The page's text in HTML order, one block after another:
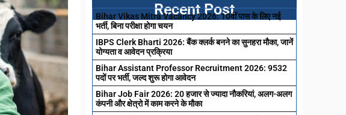
Recent Post
Bihar Vikas Mitra Vacancy 2026: 10वीं पास के लिए नई
भर्ती, बिना परीक्षा होगा चयन
IBPS Clerk Bharti 2026: बैंक क्लर्क बनने का सुनहरा मौका, जानें
योग्यता व आवेदन प्रक्रिया
Bihar Assistant Professor Recruitment 2026: 9532
पदों पर भर्ती, जल्द शुरू होगा आवेदन
Bihar Job Fair 2026: 20 हजार से ज्यादा नौकरियां, अलग-अलग
कंपनी और क्षेत्रो में काम करने के मौका